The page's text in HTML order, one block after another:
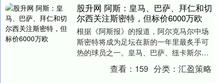
股升网 阿斯：皇马、巴萨、拜仁和切
尔西关注斯密特，但标价6000万欧
根据《阿斯报》的报道，阿尔克马尔中场
斯密特将成为足坛在新的一年里最炙手可
热的球员之一。皇马、巴萨、纽卡斯尔、
拜仁以及切尔西等多家豪门对其表达了兴
趣，但想要签下这....
查看： 159 分类：汇盈策略